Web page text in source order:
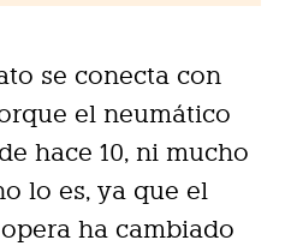
se conecta con
el neumático
hace 10, ni mucho
lo es, ya que el
ha cambiado